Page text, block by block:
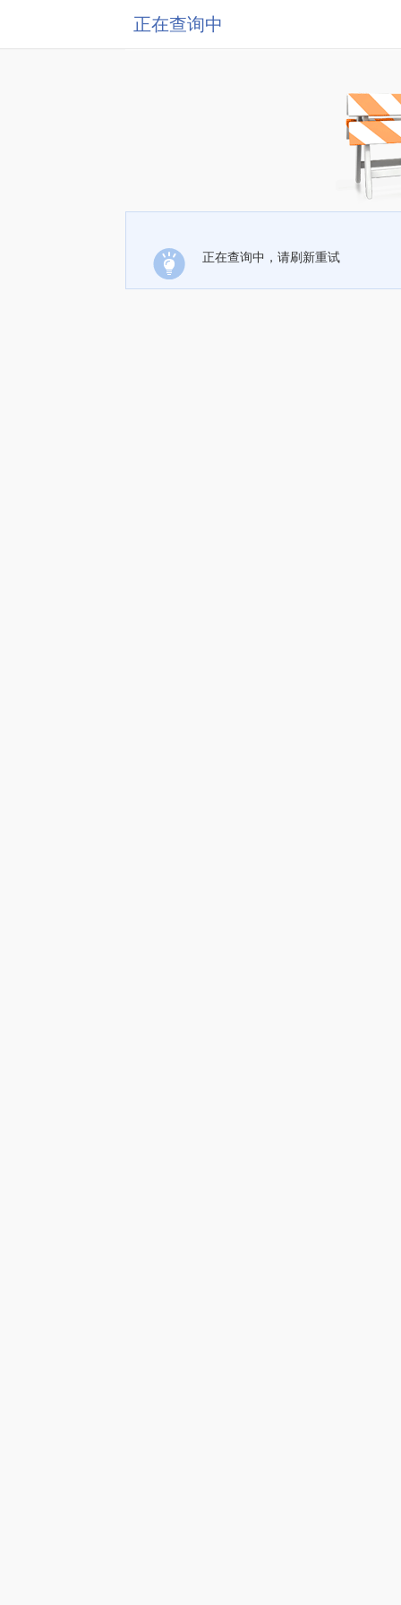
正在查询中
正在查询中，请刷新重试